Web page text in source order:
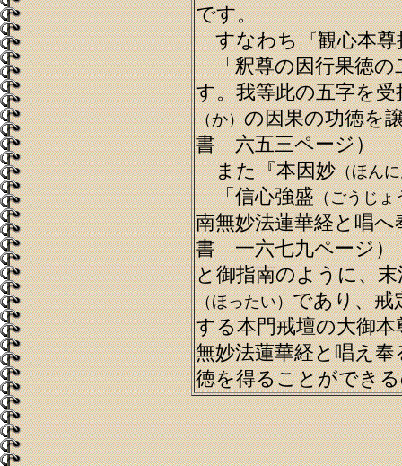
です。
すなわち『観心本尊
「釈尊の因行果徳の
す。我等此の五字を
（か）の因果の功徳を
書 六五三ページ）
また『本因妙（ほん
「信心強盛（ごうじょ
南無妙法蓮華経と唱
書 一六七九ページ）
と御指南のように、
（ほったい）であり、戒
する本門戒壇の大御
無妙法蓮華経と唱え
徳を得ることができ